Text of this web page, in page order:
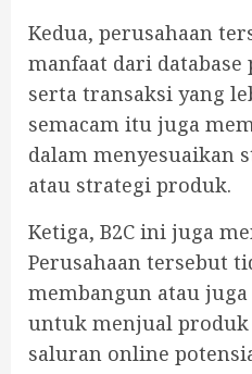
Kedua, perusahaan
manfaat dari
serta transaksi yang
semacam itu juga
dalam menyesuaikan
atau strategi produk.
Ketiga, B2C ini juga
Perusahaan tersebut
membangun atau
untuk menjual produk
saluran online